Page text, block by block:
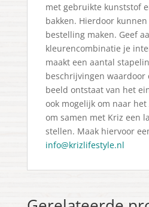
met gebruikte kunststof
bakken. Hierdoor
bestelling maken. Geef
kleurencombinatie je
maakt een aantal
beschrijvingen
beeld ontstaat van het
ook mogelijk om naar
om samen met Kriz een
stellen. Maak hiervoor
info@krizlifestyle.nl